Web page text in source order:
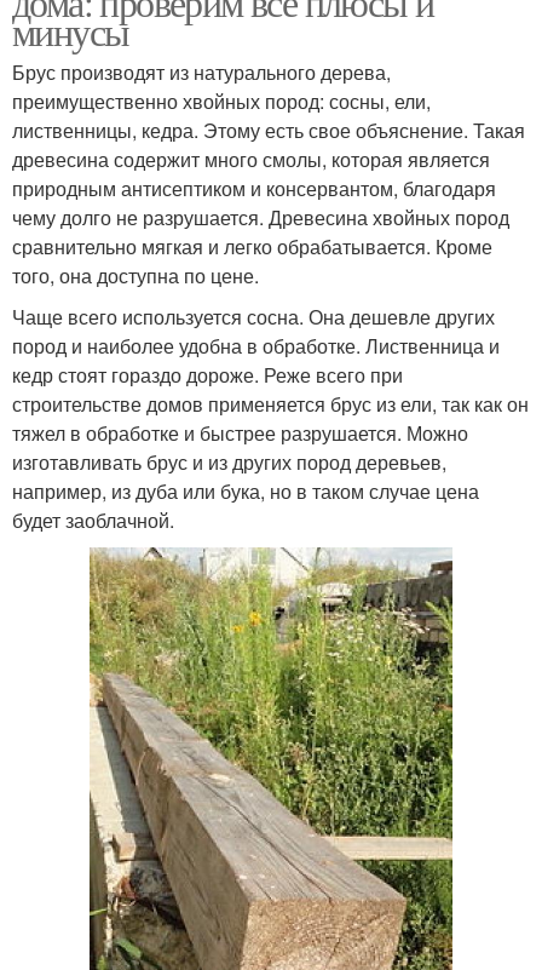
минусы
Брус производят из натурального дерева,
преимущественно хвойных пород: сосны, ели,
лиственницы, кедра. Этому есть свое объяснение. Такая
древесина содержит много смолы, которая является
природным антисептиком и консервантом, благодаря
чему долго не разрушается. Древесина хвойных пород
сравнительно мягкая и легко обрабатывается. Кроме
того, она доступна по цене.
Чаще всего используется сосна. Она дешевле других
пород и наиболее удобна в обработке. Лиственница и
кедр стоят гораздо дороже. Реже всего при
строительстве домов применяется брус из ели, так как он
тяжел в обработке и быстрее разрушается. Можно
изготавливать брус и из других пород деревьев,
например, из дуба или бука, но в таком случае цена
будет заоблачной.